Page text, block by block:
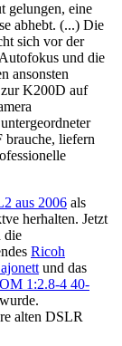
gelungen, eine
abhebt. (...) Die
sich vor der
und die
ansonsten
K200D auf
brauche, liefern
aus 2006 als
herhalten. Jetzt
die
Ricoh
und das
1:2.8-4 40-
alten DSLR